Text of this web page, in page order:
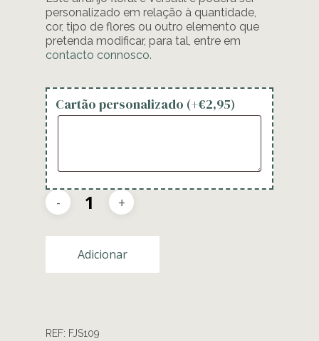
personalizado em relação à quantidade,
cor, tipo de flores ou outro elemento que
pretenda modificar, para tal, entre em
contacto connosco.
Cartão personalizado (+€2,95)
Adicionar
REF: FJS109